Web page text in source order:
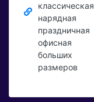
классическая
нарядная
праздничная
офисная
больших
размеров